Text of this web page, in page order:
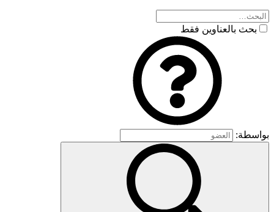
بحث بالعناوين فقط
بواسطة: